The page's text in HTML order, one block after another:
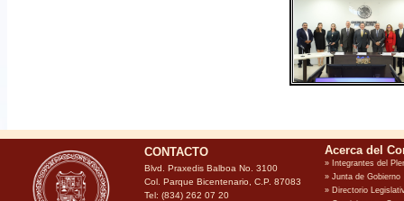
CONTACTO
Blvd. Praxedis Balboa No. 3100
Col. Parque Bicentenario, C.P. 87083
Tel: (834) 262 07 20